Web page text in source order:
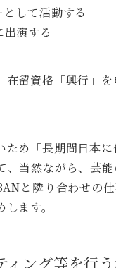
して活動する
演する
留資格「興行」
め「長期間日本
当然ながら、芸
と隣り合わせの
ます。
ング等を行